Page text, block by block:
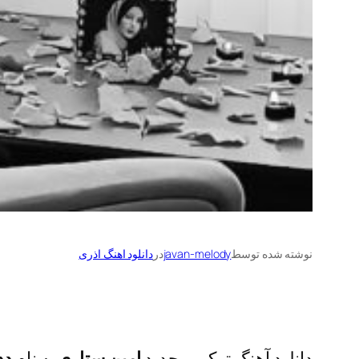
نوشته شده توسطjavan-melodyدردانلود اهنگ اذری